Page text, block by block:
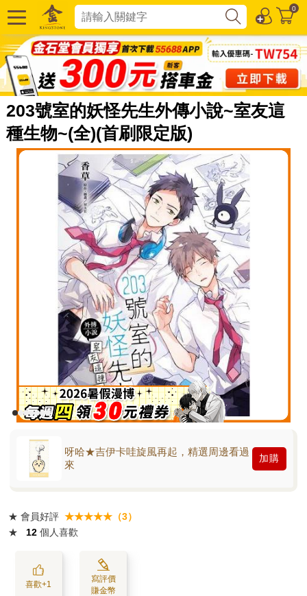
0
203號室的妖怪先生外傳小說~室友這
種生物~(全)(首刷限定版)
呀哈★吉伊卡哇旋風再起，精選周邊看過
來
加購
★ 會員好評 ★★★★★（3）
★
12 個人喜歡
喜歡+1
寫評價
賺金幣